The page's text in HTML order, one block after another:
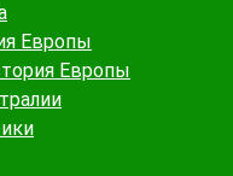
Европы
Европы